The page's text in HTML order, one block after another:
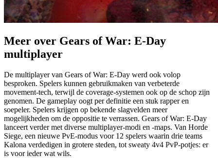
Meer over Gears of War: E-Day
multiplayer
De multiplayer van Gears of War: E-Day werd ook volop
besproken. Spelers kunnen gebruikmaken van verbeterde
movement-tech, terwijl de coverage-systemen ook op de schop zijn
genomen. De gameplay oogt per definitie een stuk rapper en
soepeler. Spelers krijgen op bekende slagvelden meer
mogelijkheden om de oppositie te verrassen. Gears of War: E-Day
lanceert verder met diverse multiplayer-modi en -maps. Van Horde
Siege, een nieuwe PvE-modus voor 12 spelers waarin drie teams
Kalona verdedigen in grotere steden, tot sweaty 4v4 PvP-potjes: er
is voor ieder wat wils.